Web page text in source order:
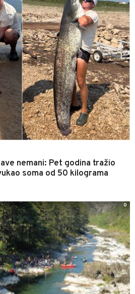
nemani: Pet godina tražio
soma od 50 kilograma
0